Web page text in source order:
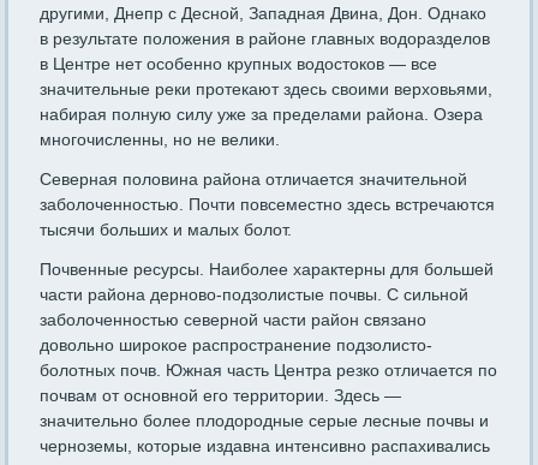
другими, Днепр с Десной, Западная Двина, Дон. Однако
в результате положе­ния в районе главных водоразделов
в Центре нет особенно крупных водостоков — все
значительные реки протекают здесь своими верховьями,
набирая полную силу уже за пределами района. Озера
многочисленны, но не велики.
Северная половина района отличается значительной
заболоченностью. Почти повсеместно здесь встречаются
тысячи больших и малых болот.
Почвенные ресурсы. Наиболее характерны для большей
части района дерново-подзолистые почвы. С сильной
заболочен­ностью северной части район связано
довольно широкое распространение под­золисто-
болотных почв. Южная часть Центра резко отличается по
почвам от основной его террито­рии. Здесь —
значительно более плодородные серые лесные почвы и
черно­земы, которые издавна интенсивно распахивались